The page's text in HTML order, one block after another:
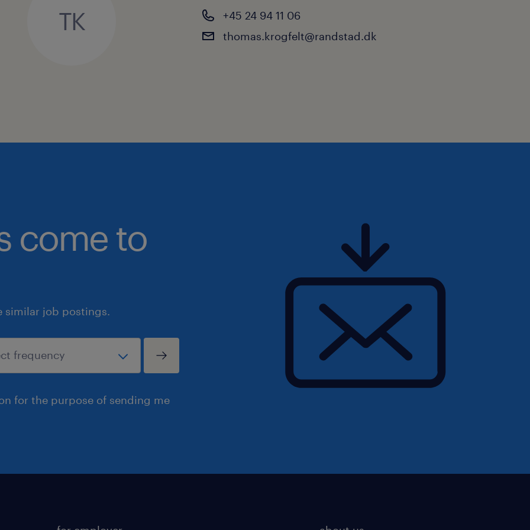
På den moderne fabrik i Silkeborg arbejder 225 dedikerede
om Randstad
arbejdsmarked. Vi tror på et inkluderende arbejdsmarked, hvor
alle kan være sig selv og føle sig velkomne.
Vores markedsindsigt og store kendskab til arbejdsmarkedet
hjælper virksomheder med at opbygge en kvalificeret,
mangfoldig og fleksibel arbejdsstyrke, og vi støtter mennesker
og virksomheder i at nå deres fulde potentiale. Det er det, vi er
Randstad DK er en del af den internationale Randstad Group. Vi
formidler dagligt arbejde til over 600.000 mennesker verden
TK
+45 24 94 11 06
thomas.krogfelt@randstad.dk
come to
similar job postings.
for the purpose of sending me